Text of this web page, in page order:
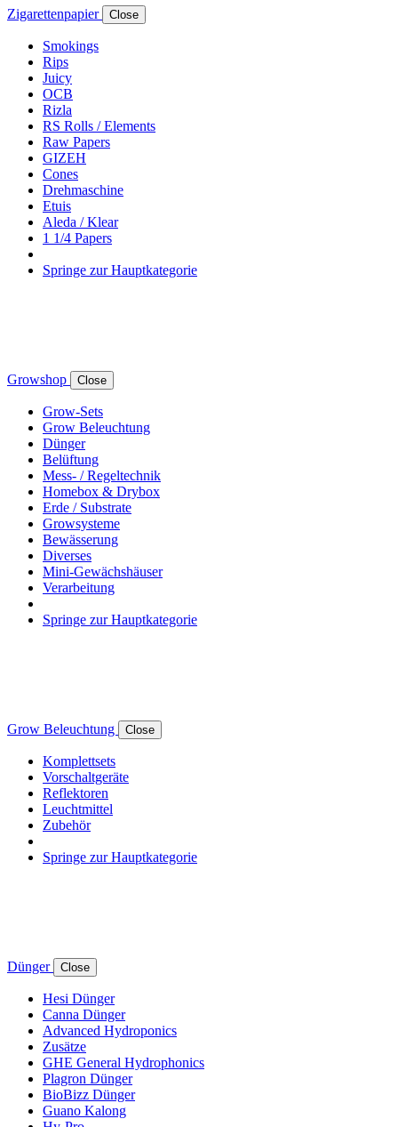
Zigarettenpapier Close
Smokings
Rips
Juicy
OCB
Rizla
RS Rolls / Elements
Raw Papers
GIZEH
Cones
Drehmaschine
Etuis
Aleda / Klear
1 1/4 Papers
Springe zur Hauptkategorie
Growshop Close
Grow-Sets
Grow Beleuchtung
Dünger
Belüftung
Mess- / Regeltechnik
Homebox & Drybox
Erde / Substrate
Growsysteme
Bewässerung
Diverses
Mini-Gewächshäuser
Verarbeitung
Springe zur Hauptkategorie
Grow Beleuchtung Close
Komplettsets
Vorschaltgeräte
Reflektoren
Leuchtmittel
Zubehör
Springe zur Hauptkategorie
Dünger Close
Hesi Dünger
Canna Dünger
Advanced Hydroponics
Zusätze
GHE General Hydrophonics
Plagron Dünger
BioBizz Dünger
Guano Kalong